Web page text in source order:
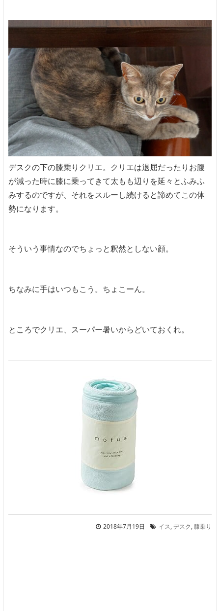
デスクの下の膝乗りクリエ。クリエは退屈だったりお腹
が減った時に膝に乗ってきて太もも辺りを延々とふみふ
みするのですが、それをスルーし続けると諦めてこの体
勢になります。
そういう事情なのでちょっと釈然としない顔。
ちなみに手はいつもこう。ちょこーん。
ところでクリエ、スーパー暑いからどいておくれ。
2018年7月19日 イス,デスク, 膝乗り